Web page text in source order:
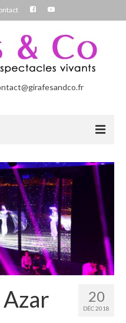
20
DÉC 2018
Azar